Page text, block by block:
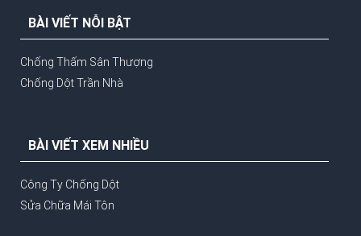
BÀI VIẾT NỖI BẬT
Chống Thấm Sân Thượng
Chống Dột Trần Nhà
BÀI VIẾT XEM NHIỀU
Công Ty Chống Dột
Sửa Chữa Mái Tôn